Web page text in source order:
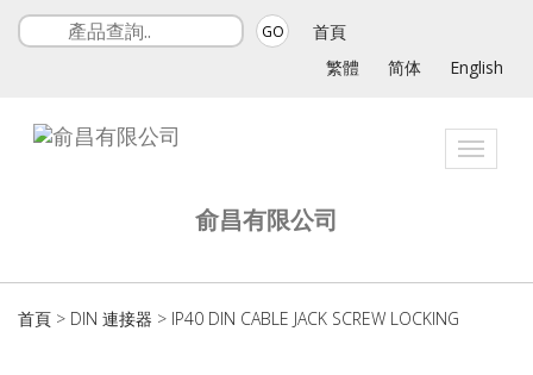
GO
首頁
繁體
简体 English
Toggle
俞昌有限公司
首頁 > DIN 連接器 > IP40 DIN CABLE JACK SCREW LOCKING